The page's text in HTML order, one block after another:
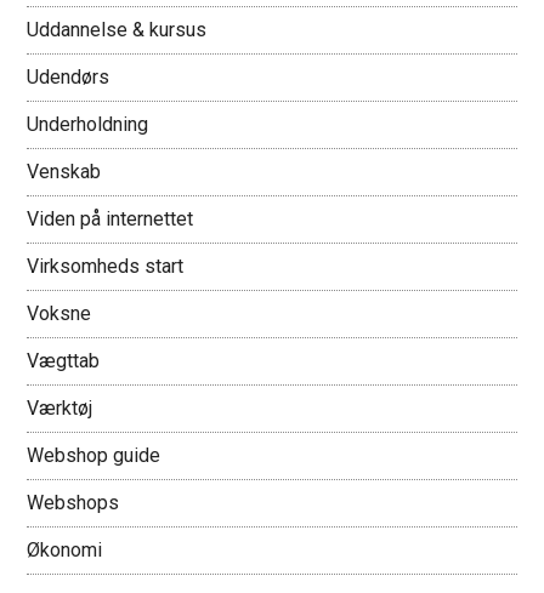
Uddannelse & kursus
Udendørs
Underholdning
Venskab
Viden på internettet
Virksomheds start
Voksne
Vægttab
Værktøj
Webshop guide
Webshops
Økonomi